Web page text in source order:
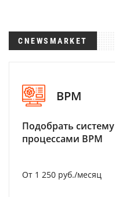
CNEWSMARKET
BPM
Подобрать
процессами BPM
От 1 250 руб./месяц